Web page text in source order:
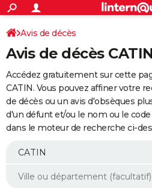
ACTUALITÉS
Politique
Société
Faits Divers
Education
Monde
Villes
+
SPORT
Coupe du monde 2026
Football
Tennis
Cyclisme
Rugby
Forum
Programme TV
TNT
Streaming
Cinéma
Sorties cinéma
Musique
+
FINANCE
Retraite
Impôts
Epargne
Immobilier
Risques naturels par ville
Banque
Assurance
Crédit
AUTO
Essais
Réserver un essai
Citadines
Berlines
SUV
Forum auto
+
Mobiles
Meilleur smartphone
Internet
Ordinateurs
Jeux vidéo
Guide high-tech
Aménagement intérieur
Avis de décès
Avis de décès CATIN
Accédez gratuitement sur cette
CATIN. Vous pouvez affiner votre
de décès ou un avis d'obsèques
d'un défunt et/ou le nom ou le
dans le moteur de recherche ci-